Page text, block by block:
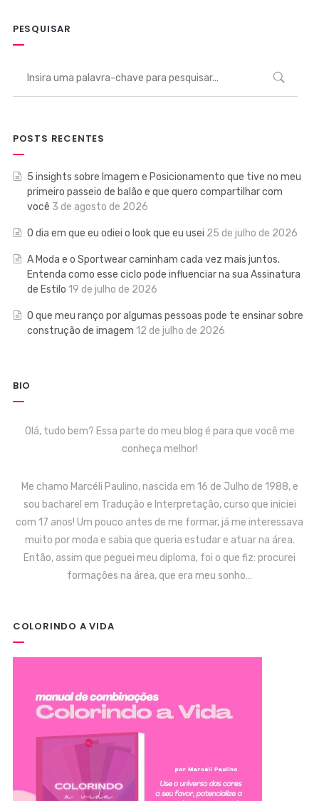
PESQUISAR
POSTS RECENTES
5 insights sobre Imagem e Posicionamento que tive no meu
primeiro passeio de balão e que quero compartilhar com
você 3 de agosto de 2026
O dia em que eu odiei o look que eu usei 25 de julho de 2026
A Moda e o Sportwear caminham cada vez mais juntos.
Entenda como esse ciclo pode influenciar na sua Assinatura
de Estilo 19 de julho de 2026
O que meu ranço por algumas pessoas pode te ensinar sobre
construção de imagem 12 de julho de 2026
BIO
Olá, tudo bem? Essa parte do meu blog é para que você me
conheça melhor!
Me chamo Marcéli Paulino, nascida em 16 de Julho de 1988, e
sou bacharel em Tradução e Interpretação, curso que iniciei
com 17 anos! Um pouco antes de me formar, já me interessava
muito por moda e sabia que queria estudar e atuar na área.
Então, assim que peguei meu diploma, foi o que fiz: procurei
formações na área, que era meu sonho…
COLORINDO A VIDA